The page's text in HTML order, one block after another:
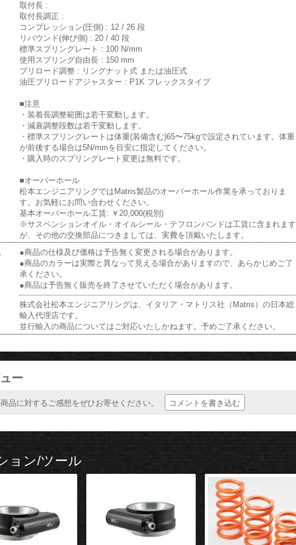
取付長 :
取付長調正 :
コンプレッション(圧側) : 12 / 26 段
リバウンド(伸び側) : 20 / 40 段
標準スプリングレート : 100 N/mm
使用スプリング自由長 : 150 mm
プリロード調整 : リングナット式 または油圧式
油圧プリロードアジャスター : P1K フレックスタイプ
■注意
・装着長調整範囲は若干変動します。
・減衰調整段数は若干変動します。
・標準スプリングレートは体重(装備含む)65〜75kgで設定されています。体重
が前後する場合は5N/mmを目安に指定してください。
・購入時のスプリングレート変更は無料です。
■オーバーホール
松本エンジニアリングではMatris製品のオーバーホール作業を承っておりま
す。お気軽にお問い合わせください。
基本オーバーホール工賃: ￥20,000(税別)
※サスペンションオイル・オイルシール・テフロンバンドは工賃に含まれます
が、その他の交換部品につきましては、実費を頂戴いたします。
●商品の仕様及び価格は予告無く変更される場合があります。
●商品のカラーは実際と異なって見える場合がありますので、あらかじめご了
承ください。
●商品は予告無く販売を終了させていただく場合があります。
株式会社松本エンジニアリングは、イタリア・マトリス社（Matris）の日本総
輸入代理店です。
並行輸入の商品についてはご対応いたしかねます。予めご了承ください。
ー
品に対するご感想をぜひお寄せください。 コメントを書き込む
ョン/ツール